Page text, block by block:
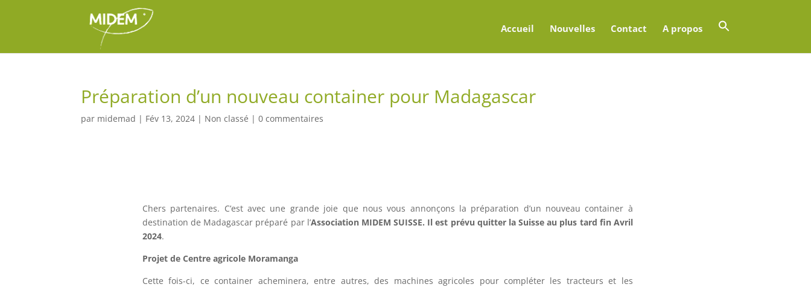
Accueil Nouvelles Contact A propos
Préparation d’un nouveau container pour Madagascar
par midemad | Fév 13, 2024 | Non classé |0 commentaires
Chers partenaires. C’est avec une grande joie que nous vous annonçons la préparation d’un nouveau container à
destination de Madagascar préparé par l’Association MIDEM SUISSE. Il est prévu quitter la Suisse au plus tard fin Avril
2024.
Projet de Centre agricole Moramanga
Cette fois-ci, ce container acheminera, entre autres, des machines agricoles pour compléter les tracteurs et les